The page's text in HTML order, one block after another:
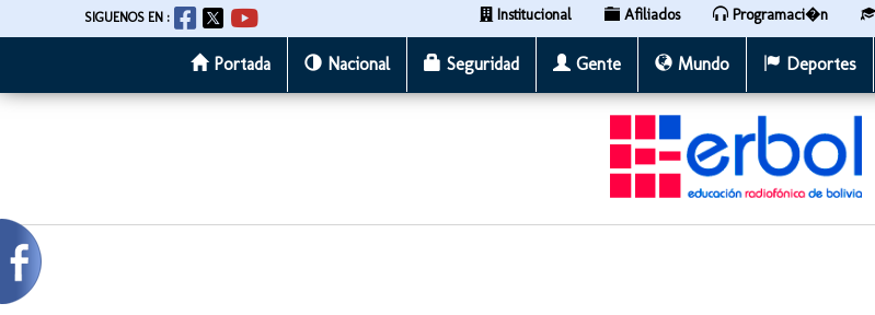
al
SIGUENOS EN : Institucional Afiliados Programaci�n
Portada Nacional Seguridad Gente Mundo Deportes